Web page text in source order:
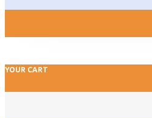
YOUR CART